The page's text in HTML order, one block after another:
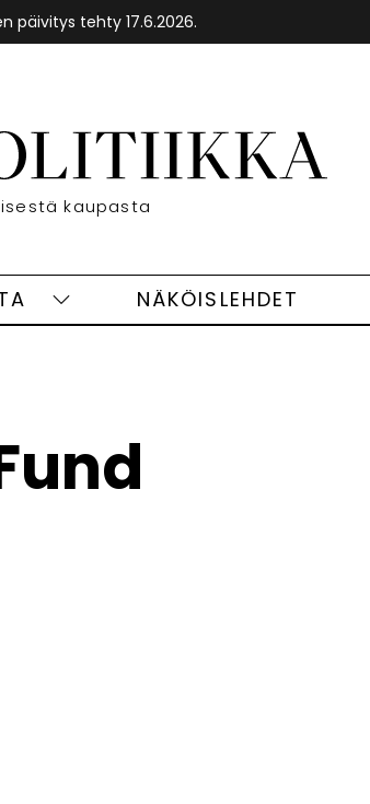
päivitys tehty 17.6.2026.
Etusivu
kaupasta
VapaastiNÄKÖISLEHDET